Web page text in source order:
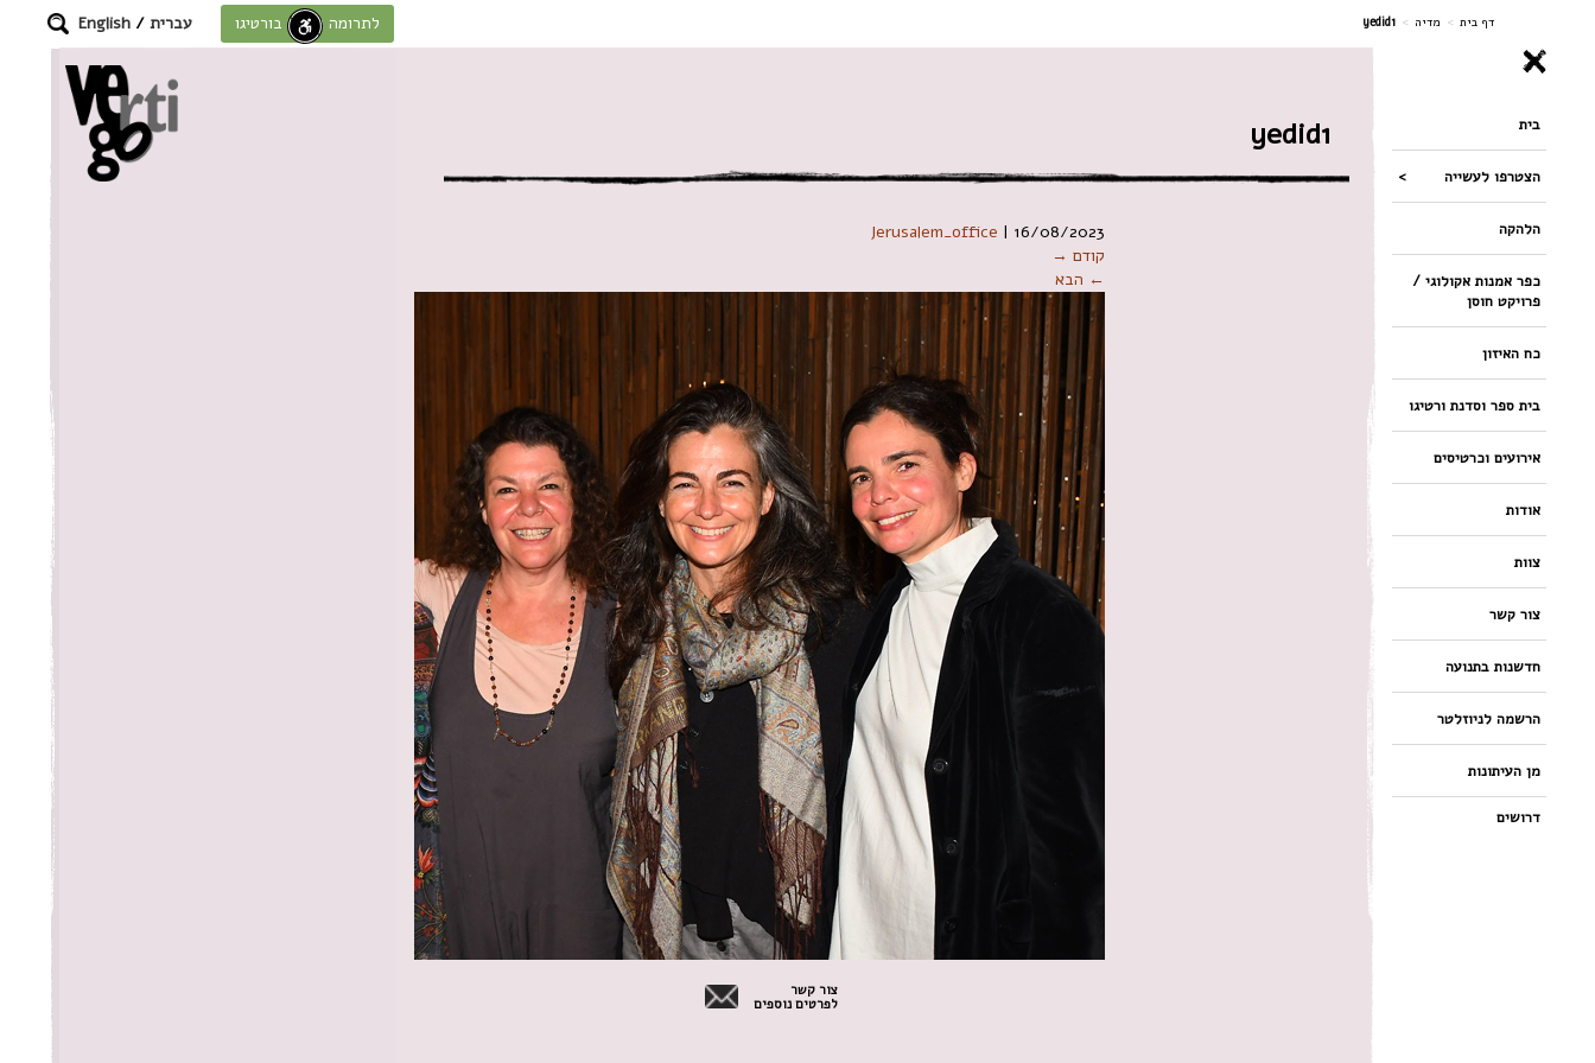
דף בית > מדיה >
yedid1 לתרומה לחוסן בורטיגו עברית /
English
בית
הצטרפו לעשייה
הלהקה
כפר אמנות אקולוגי /
פרויקט חוסן
כח האיזון
בית ספר וסדנת ורטיגו
אירועים וכרטיסים
אודות
צוות
צור קשר
חדשנות בתנועה
הרשמה לניוזלטר
מן העיתונות
דרושים
yedid1
Jerusalem_office | 16/08/2023
קודם →
← הבא
צור קשר
לפרטים נוספים